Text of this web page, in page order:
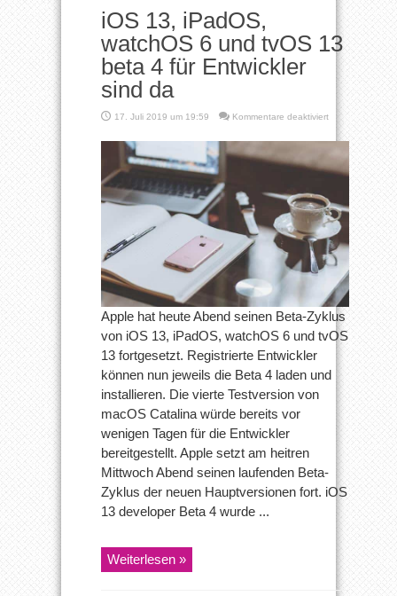
iOS 13, iPadOS,
watchOS 6 und tvOS 13
beta 4 für Entwickler
sind da
17. Juli 2019 um 19:59 Kommentare deaktiviertfür
13,
watchOS
tvOS
13
beta
4
für
Entwickler
sind
da
Apple hat heute Abend seinen Beta-Zyklus
von iOS 13, iPadOS, watchOS 6 und tvOS
13 fortgesetzt. Registrierte Entwickler
können nun jeweils die Beta 4 laden und
installieren. Die vierte Testversion von
macOS Catalina würde bereits vor
wenigen Tagen für die Entwickler
bereitgestellt. Apple setzt am heitren
Mittwoch Abend seinen laufenden Beta-
Zyklus der neuen Hauptversionen fort. iOS
13 developer Beta 4 wurde ...
Weiterlesen »